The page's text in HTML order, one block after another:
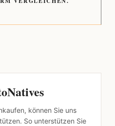
können Sie uns
So unterstützen Sie